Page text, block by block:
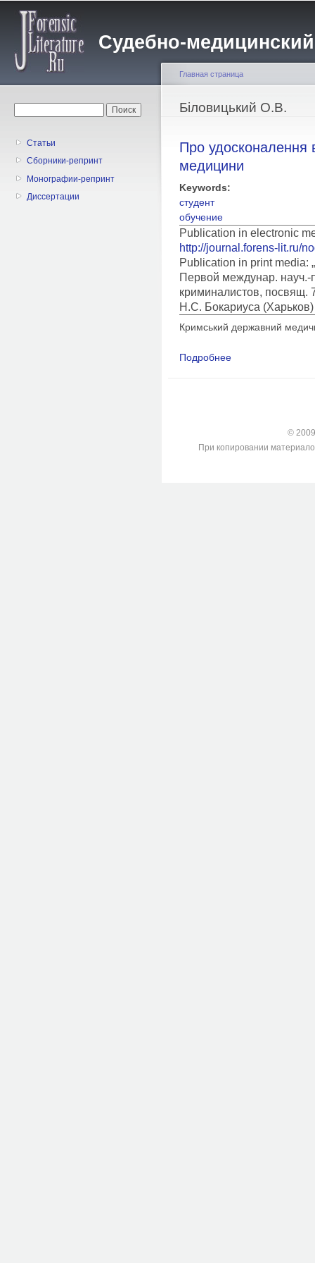
Судебно-
Статьи
Сборники-репринт
Монографии-репринт
Диссертации
Вы здесь
Главная страница
Біловицький О.В.
Про удосконалення
медицини
Keywords:
студент
обучение
Publication in electronic
http://journal.forens-lit.ru/
Publication in print media:
Первой междунар. науч.-
криминалистов, посвящ.
Н.С. Бокариуса (Харьков)
Кримський державний
Подробнее
©
При копировании